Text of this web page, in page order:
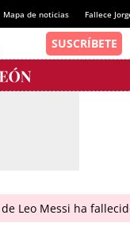
Mapa de noticias Fallece
Leo Messi ha